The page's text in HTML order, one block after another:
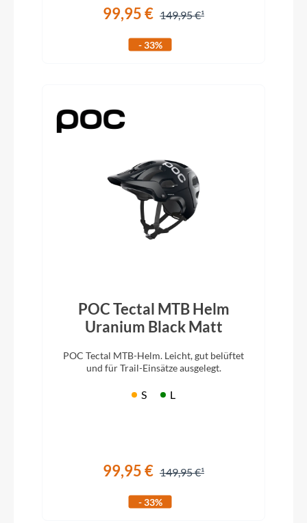
99,95 € 149,95 €
- 33%
POC Tectal MTB Helm
Uranium Black Matt
POC Tectal MTB-Helm. Leicht, gut belüftet
und für Trail-Einsätze ausgelegt.
S L
99,95 € 149,95 €
- 33%